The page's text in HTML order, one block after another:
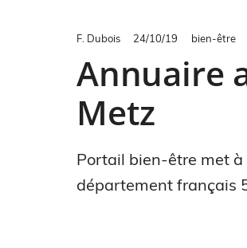
F. Dubois 24/10/19 bien-être
Annuaire
Metz
Portail bien-être met
département français